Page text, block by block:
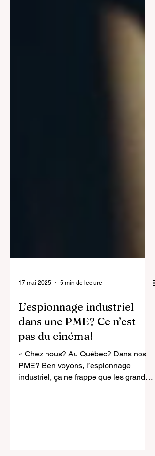
17 mai 2025 5 min de lecture
L’espionnage industriel
dans une PME? Ce n’est
pas du cinéma!
« Chez nous? Au Québec? Dans nos
PME? Ben voyons, l’espionnage